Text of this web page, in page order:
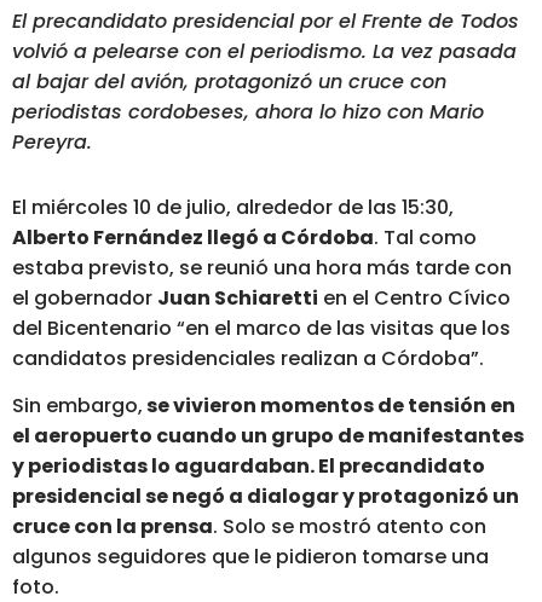
El precandidato presidencial por el Frente de Todos
volvió a pelearse con el periodismo. La vez pasada
al bajar del avión, protagonizó un cruce con
periodistas cordobeses, ahora lo hizo con Mario
Pereyra.
El miércoles 10 de julio, alrededor de las 15:30,
Alberto Fernández llegó a Córdoba. Tal como
estaba previsto, se reunió una hora más tarde con
el gobernador Juan Schiaretti en el Centro Cívico
del Bicentenario “en el marco de las visitas que los
candidatos presidenciales realizan a Córdoba”.
Sin embargo,se vivieron momentos de tensión en
el aeropuerto cuando un grupo de manifestantes
y periodistas lo aguardaban. El precandidato
presidencial se negó a dialogar y protagonizó un
cruce con la prensa. Solo se mostró atento con
algunos seguidores que le pidieron tomarse una
foto.